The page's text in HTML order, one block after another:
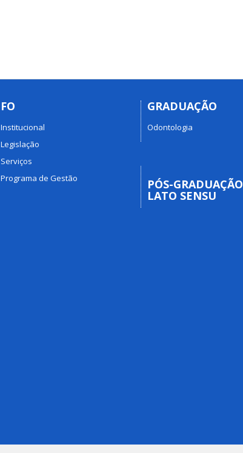
FO
Institucional
Legislação
Serviços
Programa de Gestão
GRADUAÇÃO
Odontologia
PÓS-GRADUAÇÃO
LATO SENSU